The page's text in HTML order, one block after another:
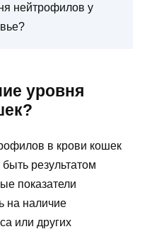
нейтрофилов у
уровня
в крови кошек
результатом
показатели
на наличие
или других